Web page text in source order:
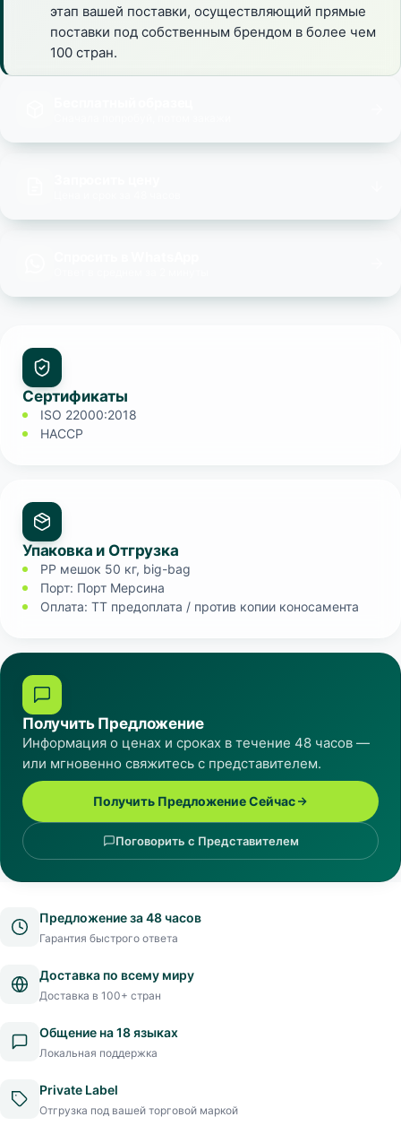
этап вашей поставки, осуществляющий прямые
поставки под собственным брендом в более чем
100 стран.
Сертификаты
ISO 22000:2018
HACCP
Упаковка и Отгрузка
PP мешок 50 кг, big-bag
Порт: Порт Мерсина
Оплата: TT предоплата / против копии коносамента
Получить Предложение
Информация о ценах и сроках в течение 48 часов —
или мгновенно свяжитесь с представителем.
Получить Предложение Сейчас
Поговорить с Представителем
Предложение за 48 часов
Гарантия быстрого ответа
Доставка по всему миру
Доставка в 100+ стран
Общение на 18 языках
Локальная поддержка
Private Label
Отгрузка под вашей торговой маркой